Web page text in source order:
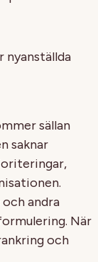
sällan
saknar
andra
När
och